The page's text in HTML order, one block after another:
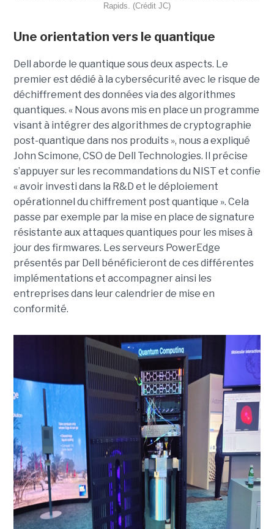
Rapids. (Crédit JC)
Une orientation vers le quantique
Dell aborde le quantique sous deux aspects. Le
premier est dédié à la cybersécurité avec le risque de
déchiffrement des données via des algorithmes
quantiques. « Nous avons mis en place un programme
visant à intégrer des algorithmes de cryptographie
post-quantique dans nos produits », nous a expliqué
John Scimone, CSO de Dell Technologies. Il précise
s’appuyer sur les recommandations du NIST et confie
« avoir investi dans la R&D et le déploiement
opérationnel du chiffrement post quantique ». Cela
passe par exemple par la mise en place de signature
résistante aux attaques quantiques pour les mises à
jour des firmwares. Les serveurs PowerEdge
présentés par Dell bénéficieront de ces différentes
implémentations et accompagner ainsi les
entreprises dans leur calendrier de mise en
conformité.